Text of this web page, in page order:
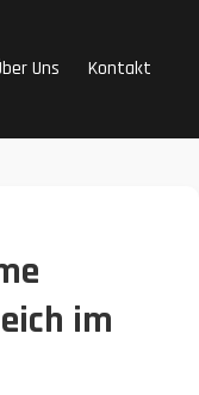
Uns Kontakt
im